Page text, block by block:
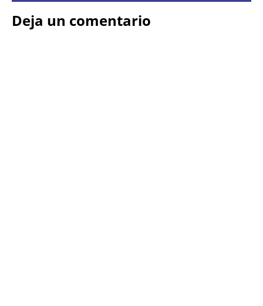
Deja un comentario